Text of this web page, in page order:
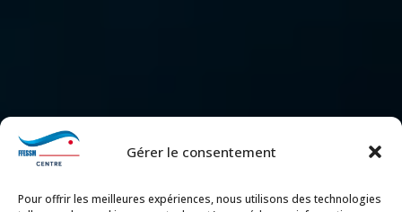
Gérer le consentement
Pour offrir les meilleures expériences, nous utilisons des technologies